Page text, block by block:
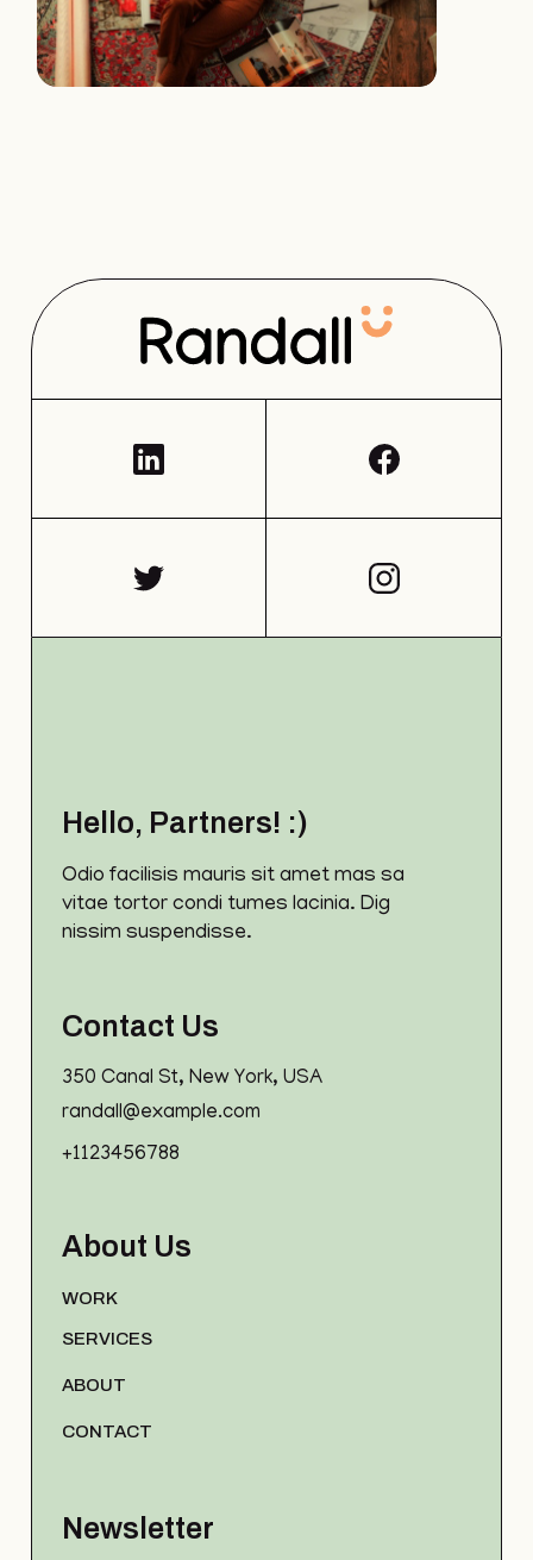
Hello, Partners! :)
Odio facilisis mauris sit amet mas sa
vitae tortor condi tumes lacinia. Dig
nissim suspendisse.
Contact Us
350 Canal St, New York, USA
randall@example.com
+1123456788
About Us
WORK
SERVICES
ABOUT
CONTACT
Newsletter